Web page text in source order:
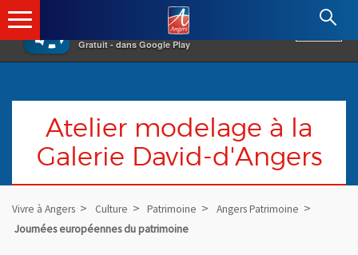
×
Gratuit - dans Google Play
Angers.fr : Retour à l'accueil
Atelier modelage à la
Galerie David-d'Angers
Vivre à Angers Culture Patrimoine
Angers Patrimoine
Journées européennes du patrimoine